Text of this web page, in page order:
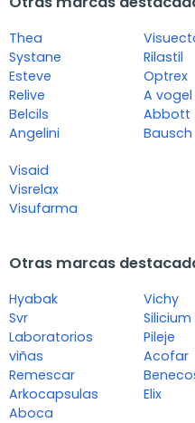
Thea
Systane
Esteve
Relive
Belcils
Angelini
Rilastil
Optrex
A vogel
Abbott
Visaid
Visrelax
Visufarma
Otras marcas
Hyabak
Svr
Laboratorios
viñas
Remescar
Arkocapsulas
Aboca
Vichy
Silicium
Pileje
Acofar
Elix